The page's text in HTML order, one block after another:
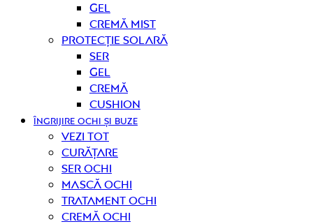
Gel
Cremă mist
Protecție solară
Ser
Gel
Cremă
Cushion
ÎNGRIJIRE OCHI ȘI BUZE
Vezi tot
curățare
Ser ochi
Mască ochi
Tratament ochi
Cremă ochi